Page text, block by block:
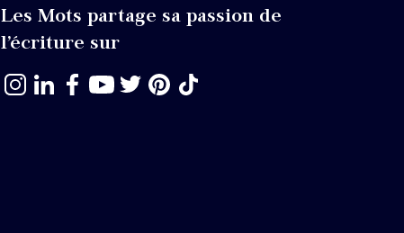
Les Mots partage sa passion de
l’écriture sur